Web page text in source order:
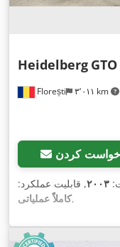
Florești ۳٬۰۱۱ km
Heidelberg
کردن
۲۰۰۳, قابلیت عملکرد:
کاملاً عملیاتی,